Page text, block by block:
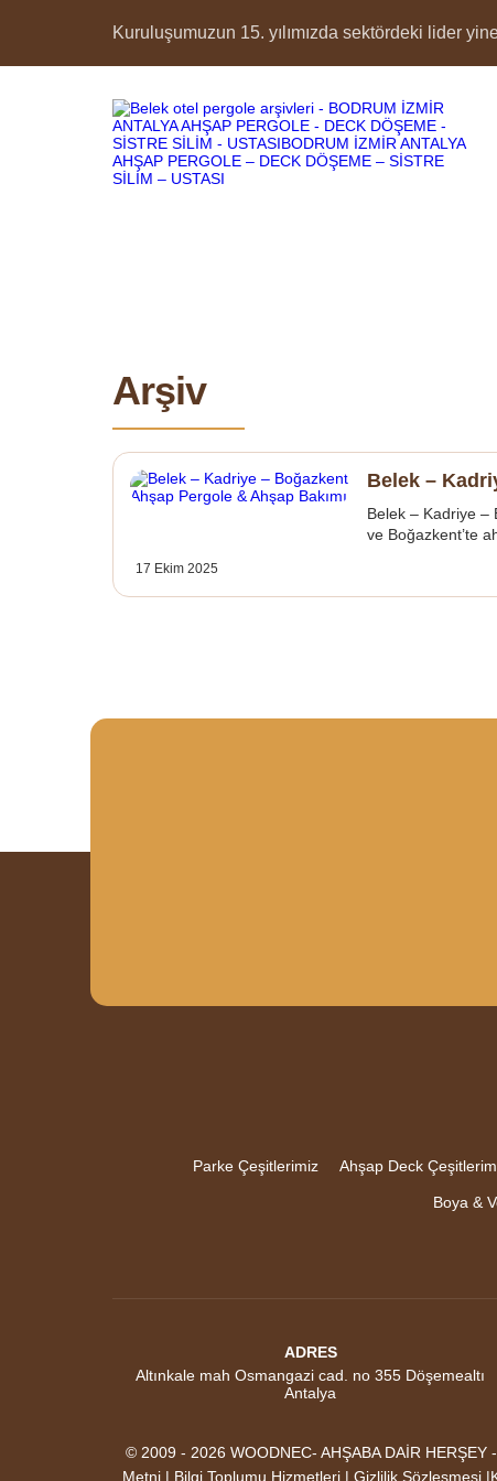
Kuruluşumuzun 15. yılımızda sektördeki lider
Arşiv
Belek –
Belek – Kadriye –
ve Boğazkent’te
17 Ekim 2025
Parke Çeşitlerimiz
Ahşap Deck
Boya &
ADRES
Altınkale mah Osmangazi cad. no 355 Döşemealtı
Antalya
© 2009 - 2026 WOODNEC- AHŞABA DAİR HERŞEY
Metni | Bilgi Toplumu Hizmetleri | Gizlilik Sözleşmesi